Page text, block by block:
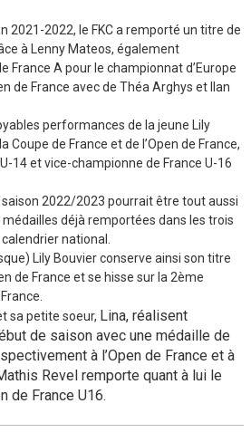
2021-2022, le FKC a remporté un titre de
à Lenny Mateos, également
France A pour le championnat d’Europe
de France avec de Théa Arghys et Ilan
performances de la jeune Lily
Coupe de France et de l’Open de France,
14 et vice-championne de France U-16
saison 2022/2023 pourrait être tout aussi
déjà remportées dans les trois
national.
Lily Bouvier conserve ainsi son titre
de France et se hisse sur la 2ème
sa petite soeur, Lina, réalisent
de saison avec une médaille de
à l’Open de France et à
Revel remporte quant à lui le
de France U16.